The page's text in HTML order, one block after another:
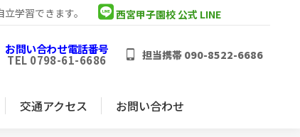
学習できます。 西宮甲子園校 公式 LINE
お問い合わせ電話番号
TEL 0798-61-6686 担当携帯 090-8522-6686
交通アクセス お問い合わせ
交通アクセス お問い合わせ